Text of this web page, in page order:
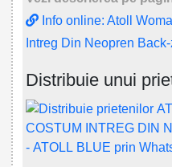
Info online: Atoll
Intreg Din Neopren
Distribuie unui